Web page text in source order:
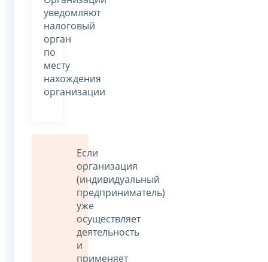
уведомляют
налоговый
орган
по
месту
нахождения
организации
Если
организация
(индивидуальный
предприниматель)
уже
осуществляет
деятельность
и
применяет